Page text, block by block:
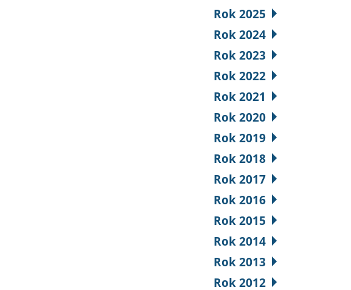
Rok 2025
Rok 2024
Rok 2023
Rok 2022
Rok 2021
Rok 2020
Rok 2019
Rok 2018
Rok 2017
Rok 2016
Rok 2015
Rok 2014
Rok 2013
Rok 2012